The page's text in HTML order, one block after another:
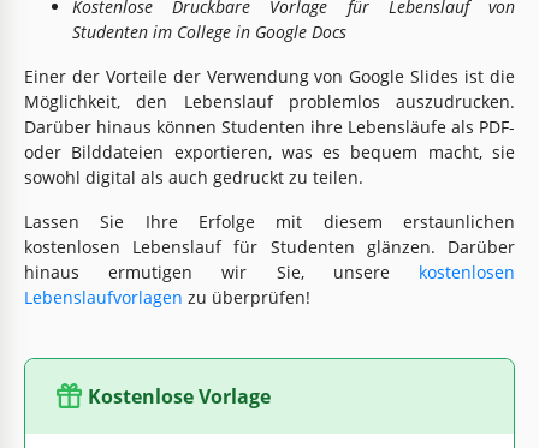
Kostenlose Druckbare Vorlage für Lebenslauf von
Studenten im College in Google Docs
Einer der Vorteile der Verwendung von Google Slides ist die
Möglichkeit, den Lebenslauf problemlos auszudrucken.
Darüber hinaus können Studenten ihre Lebensläufe als PDF-
oder Bilddateien exportieren, was es bequem macht, sie
sowohl digital als auch gedruckt zu teilen.
Lassen Sie Ihre Erfolge mit diesem erstaunlichen
kostenlosen Lebenslauf für Studenten glänzen. Darüber
hinaus ermutigen wir Sie, unsere kostenlosen
Lebenslaufvorlagen zu überprüfen!
Kostenlose Vorlage